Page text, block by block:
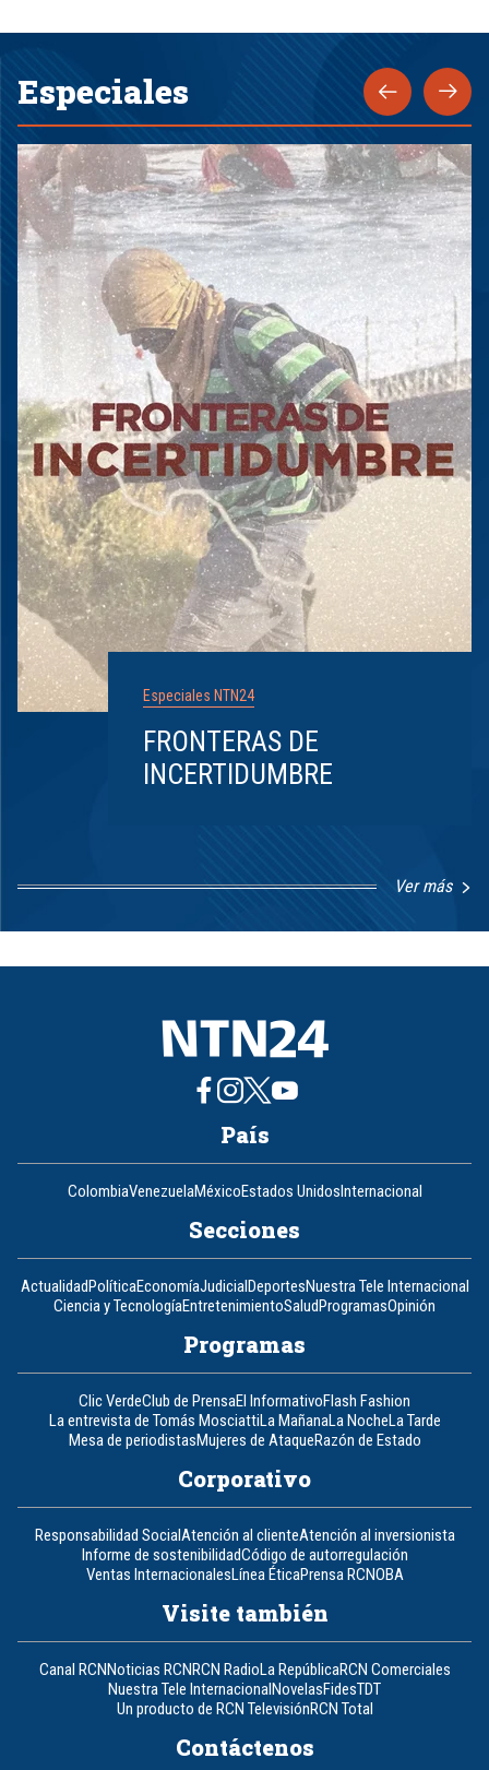
Especiales
Especiales NTN24
FRONTERAS DE
INCERTIDUMBRE
Ver más
1
8
País
ColombiaVenezuelaMéxicoEstados UnidosInternacional
Secciones
ActualidadPolíticaEconomíaJudicialDeportesNuestra Tele Internacional
Ciencia y TecnologíaEntretenimientoSaludProgramasOpinión
Programas
Clic VerdeClub de PrensaEl InformativoFlash Fashion
La entrevista de Tomás MosciattiLa MañanaLa NocheLa Tarde
Mesa de periodistasMujeres de AtaqueRazón de Estado
Corporativo
Responsabilidad SocialAtención al clienteAtención al inversionista
Informe de sostenibilidadCódigo de autorregulación
Ventas InternacionalesLínea ÉticaPrensa RCNOBA
Visite también
Canal RCNNoticias RCNRCN RadioLa RepúblicaRCN Comerciales
Nuestra Tele InternacionalNovelasFidesTDT
Un producto de RCN TelevisiónRCN Total
Contáctenos